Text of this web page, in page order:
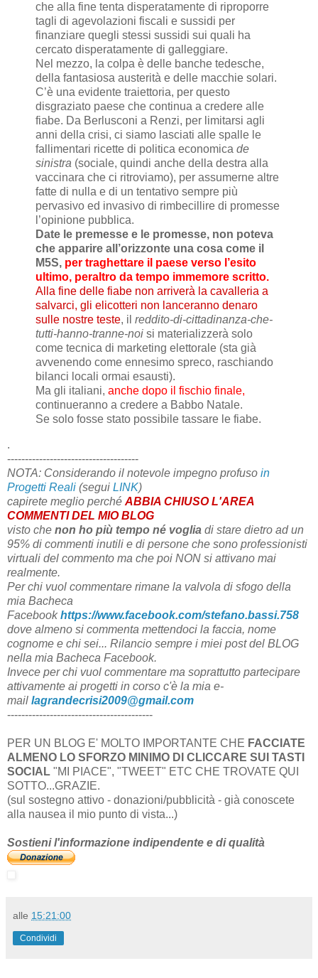
che alla fine tenta disperatamente di riproporre
tagli di agevolazioni fiscali e sussidi per
finanziare quegli stessi sussidi sui quali ha
cercato disperatamente di galleggiare.
Nel mezzo, la colpa è delle banche tedesche,
della fantasiosa austerità e delle macchie solari.
C’è una evidente traiettoria, per questo
disgraziato paese che continua a credere alle
fiabe. Da Berlusconi a Renzi, per limitarsi agli
anni della crisi, ci siamo lasciati alle spalle le
fallimentari ricette di politica economica de
sinistra (sociale, quindi anche della destra alla
vaccinara che ci ritroviamo), per assumerne altre
fatte di nulla e di un tentativo sempre più
pervasivo ed invasivo di rimbecillire di promesse
l’opinione pubblica.
Date le premesse e le promesse, non poteva
che apparire all’orizzonte una cosa come il
M5S, per traghettare il paese verso l’esito
ultimo, peraltro da tempo immemore scritto.
Alla fine delle fiabe non arriverà la cavalleria a
salvarci, gli elicotteri non lanceranno denaro
sulle nostre teste, il reddito-di-cittadinanza-che-
tutti-hanno-tranne-noi si materializzerà solo
come tecnica di marketing elettorale (sta già
avvenendo come ennesimo spreco, raschiando
bilanci locali ormai esausti).
Ma gli italiani, anche dopo il fischio finale,
continueranno a credere a Babbo Natale.
Se solo fosse stato possibile tassare le fiabe.
.
-------------------------------------
NOTA: Considerando il notevole impegno profuso in
Progetti Reali (segui LINK)
capirete meglio perché ABBIA CHIUSO L'AREA
COMMENTI DEL MIO BLOG
visto che non ho più tempo né voglia di stare dietro ad un
95% di commenti inutili e di persone che sono professionisti
virtuali del commento ma che poi NON si attivano mai
realmente.
Per chi vuol commentare rimane la valvola di sfogo della
mia Bacheca
Facebook https://www.facebook.com/stefano.bassi.758
dove almeno si commenta mettendoci la faccia, nome
cognome e chi sei... Rilancio sempre i miei post del BLOG
nella mia Bacheca Facebook.
Invece per chi vuol commentare ma soprattutto partecipare
attivamente ai progetti in corso c'è la mia e-
mail lagrandecrisi2009@gmail.com
-----------------------------------------
PER UN BLOG E' MOLTO IMPORTANTE CHE FACCIATE
ALMENO LO SFORZO MINIMO DI CLICCARE SUI TASTI
SOCIAL "MI PIACE", "TWEET" ETC CHE TROVATE QUI
SOTTO...GRAZIE.
(sul sostegno attivo - donazioni/pubblicità - già conoscete
alla nausea il mio punto di vista...)
Sostieni l'informazione indipendente e di qualità
alle 15:21:00
Condividi